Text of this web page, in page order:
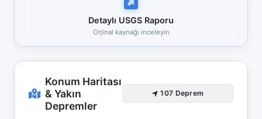
Detaylı USGS Raporu
Orjinal kaynağı inceleyin
Konum Haritası
& Yakın
Depremler
107 Deprem